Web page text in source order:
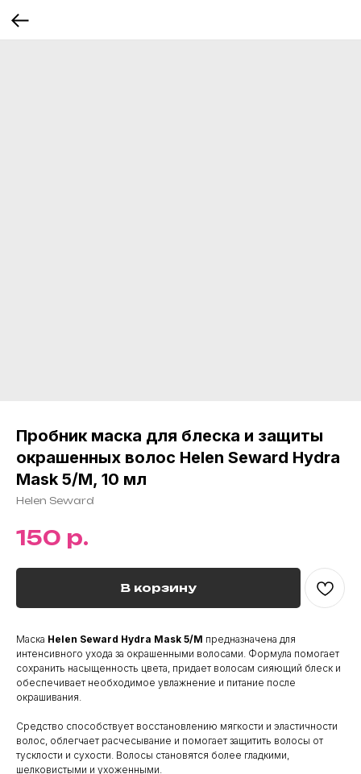
Пробник маска для блеска и защиты
окрашенных волос Helen Seward Hydra
Mask 5/M, 10 мл
Helen Seward
150 р.
В корзину
Маска Helen Seward Hydra Mask 5/M предназначена для
интенсивного ухода за окрашенными волосами. Формула помогает
сохранить насыщенность цвета, придает волосам сияющий блеск и
обеспечивает необходимое увлажнение и питание после
окрашивания.
Средство способствует восстановлению мягкости и эластичности
волос, облегчает расчесывание и помогает защитить волосы от
тусклости и сухости. Волосы становятся более гладкими,
шелковистыми и ухоженными.